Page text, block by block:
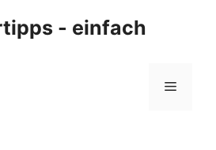
- einfach
Menü